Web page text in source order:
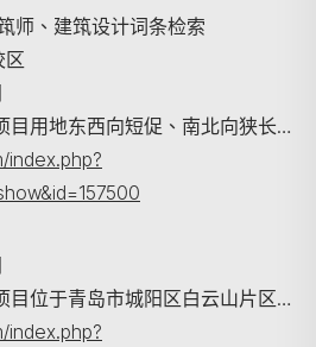
师、建筑设计词条检索
区
目用地东西向短促、南北向狭长…
index.php?
目位于青岛市城阳区白云山片区…
index.php?